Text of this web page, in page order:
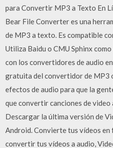
para Convertir MP3 a Texto En
Bear File Converter es una
de MP3 a texto. Es compatible
Utiliza Baidu o CMU Sphinx
con los convertidores de audio
gratuita del convertidor de MP3
efectos de audio para que la
que convertir canciones de video
Descargar la última versión de
Android. Convierte tus vídeos
convertir tus vídeos a audio,